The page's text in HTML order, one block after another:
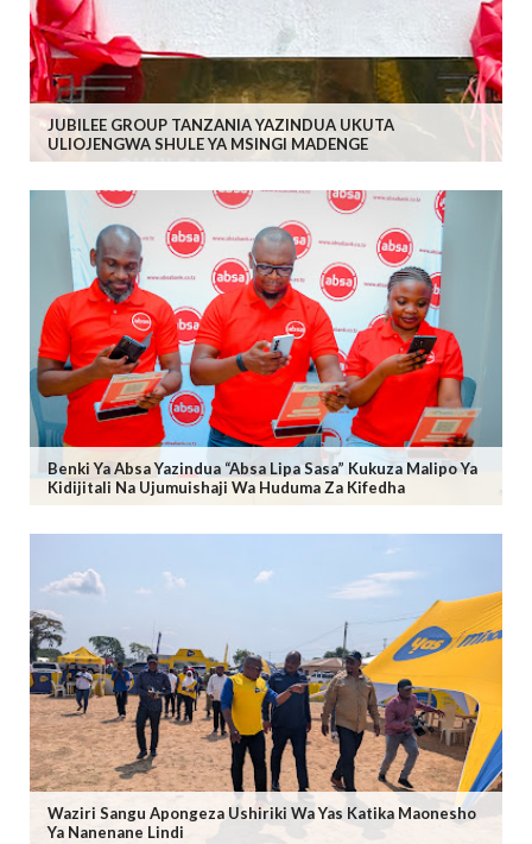
JUBILEE GROUP TANZANIA YAZINDUA UKUTA
ULIOJENGWA SHULE YA MSINGI MADENGE
Benki Ya Absa Yazindua “Absa Lipa Sasa” Kukuza Malipo Ya
Kidijitali Na Ujumuishaji Wa Huduma Za Kifedha
Waziri Sangu Apongeza Ushiriki Wa Yas Katika Maonesho
Ya Nanenane Lindi